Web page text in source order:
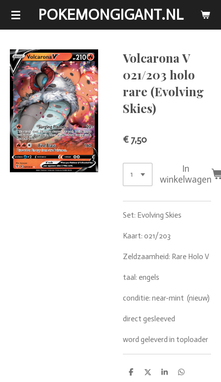
Ga
de
hoofdinhoud
POKEMONGIGANT.NL
Volcarona V
021/203 holo
rare (Evolving
Skies)
€ 7,50
In
winkelwagen
Set: Evolving Skies
Kaart: 021/203
Zeldzaamheid: Rare Holo V
taal: engels
conditie: near-mint (nieuw)
direct gesleeved
word geleverd in toploader
D
D
S
D